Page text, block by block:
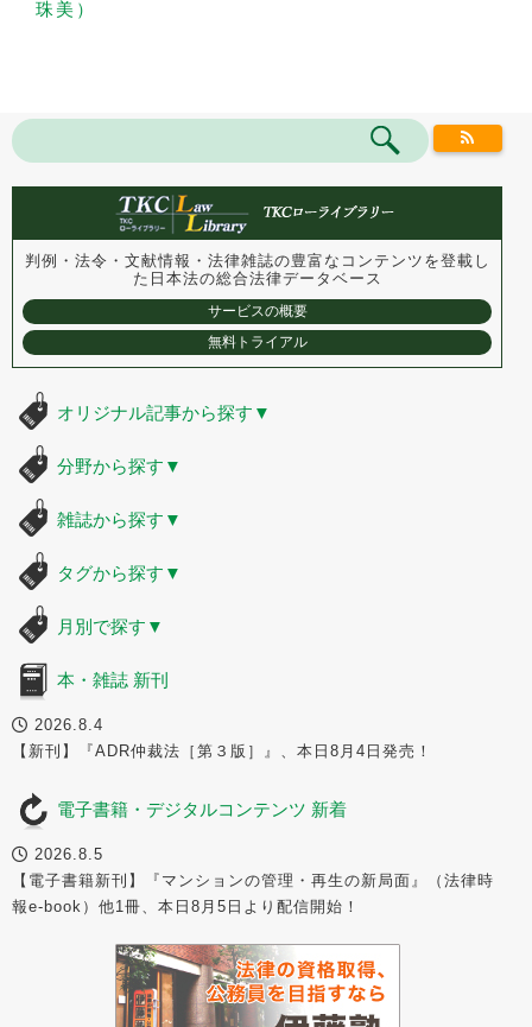
珠美）
判例・法令・文献情報・法律雑誌の豊富なコンテンツを登載し
た 日本法の総合法律データベース
サービスの概要
無料トライアル
オリジナル記事から探す ▼
分野から探す ▼
雑誌から探す ▼
タグから探す ▼
月別で探す ▼
本・雑誌 新刊
2026.8.4
【新刊】『ADR仲裁法［第３版］』、本日8月4日発売！
電子書籍・デジタルコンテンツ 新着
2026.8.5
【電子書籍新刊】『マンションの管理・再生の新局面』（法律時
報e-book）他1冊、本日8月5日より配信開始！